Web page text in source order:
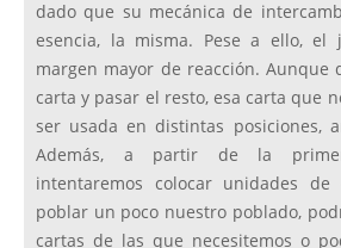
dado que su mecánica de
esencia, la misma. Pese a ello, el
margen mayor de reacción. Aunque
carta y pasar el resto, esa carta que
ser usada en distintas posiciones,
Además, a partir de la
intentaremos colocar unidades
poblar un poco nuestro poblado,
cartas de las que necesitemos o